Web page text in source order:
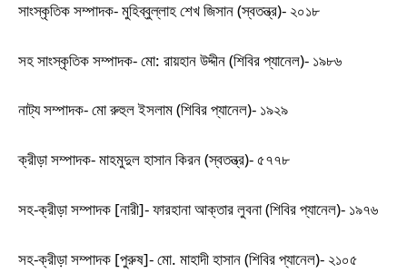
সাংস্কৃতিক সম্পাদক- মুহিব্বুল্লাহ শেখ জিসান (স্বতন্ত্র)- ২০১৮
সহ সাংস্কৃতিক সম্পাদক- মো: রায়হান উদ্দীন (শিবির প্যানেল)- ১৯৮৬
নাট্য সম্পাদক- মো রুহুল ইসলাম (শিবির প্যানেল)- ১৯২৯
ক্রীড়া সম্পাদক- মাহমুদুল হাসান কিরন (স্বতন্ত্র)- ৫৭৭৮
সহ-ক্রীড়া সম্পাদক [নারী]- ফারহানা আক্তার লুবনা (শিবির প্যানেল)- ১৯৭৬
সহ-ক্রীড়া সম্পাদক [পুরুষ]- মো. মাহাদী হাসান (শিবির প্যানেল)- ২১০৫